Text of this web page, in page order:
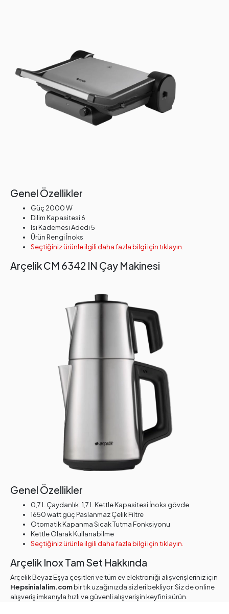
Genel Özellikler
Güç 2000 W
Dilim Kapasitesi 6
Isı Kademesi Adedi 5
Ürün Rengi İnoks
Seçtiğiniz ürünle ilgili daha fazla bilgi için tıklayın.
Arçelik CM 6342 IN Çay Makinesi
Genel Özellikler
0,7 L Çaydanlık; 1,7 L Kettle Kapasitesi İnoks gövde
1650 watt güç Paslanmaz Çelik Filtre
Otomatik Kapanma Sıcak Tutma Fonksiyonu
Kettle Olarak Kullanabilme
Seçtiğiniz ürünle ilgili daha fazla bilgi için tıklayın.
Arçelik Inox Tam Set Hakkında
Arçelik Beyaz Eşya çeşitleri ve tüm ev elektroniği alışverişleriniz için
Hepsinialalim.combir tık uzağınızda sizleri bekliyor. Siz de online
alışveriş imkanıyla hızlı ve güvenli alışverişin keyfini sürün.